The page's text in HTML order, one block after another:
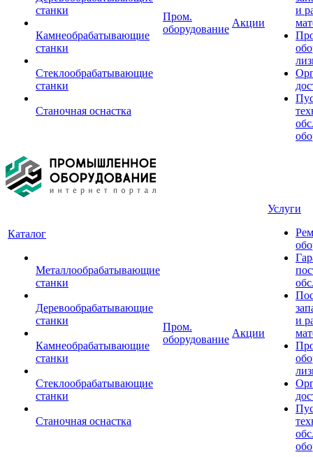
станки
Камнеобрабатывающие
станки
Стеклообрабатывающие
станки
Станочная оснастка
Пром.
оборудование
Акции
и
Каталог
Металлообрабатывающие
станки
Деревообрабатывающие
станки
Камнеобрабатывающие
станки
Стеклообрабатывающие
станки
Станочная оснастка
Пром.
оборудование
Акции
Услуги
и